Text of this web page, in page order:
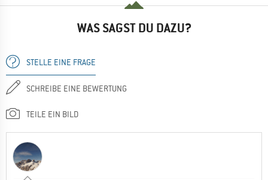
WAS SAGST DU DAZU?
STELLE EINE FRAGE
SCHREIBE EINE BEWERTUNG
TEILE EIN BILD